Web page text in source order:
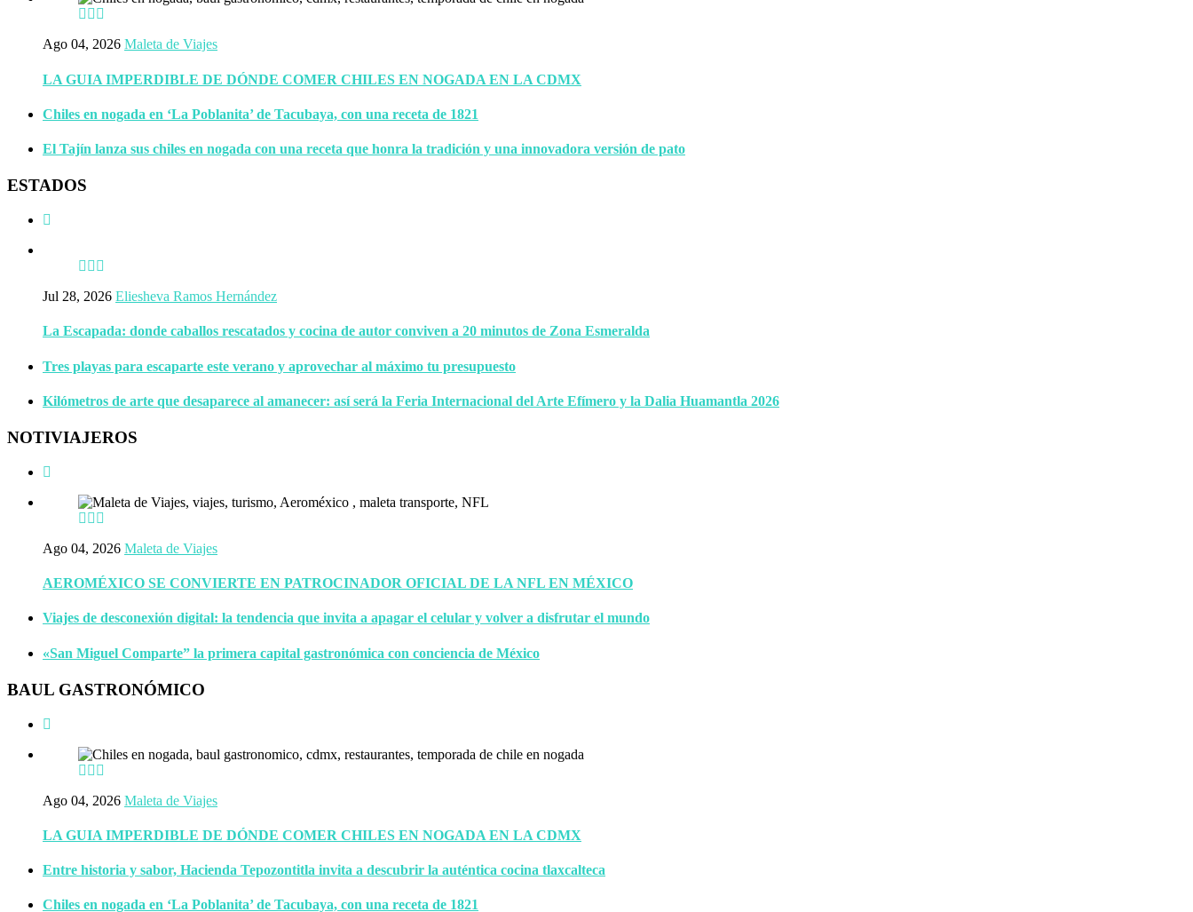
Ago 04, 2026 Maleta de Viajes
LA GUIA IMPERDIBLE DE DÓNDE COMER CHILES EN NOGADA EN LA CDMX
Chiles en nogada en ‘La Poblanita’ de Tacubaya, con una receta de 1821
El Tajín lanza sus chiles en nogada con una receta que honra la tradición y una innovadora versión de pato
ESTADOS
Jul 28, 2026 Eliesheva Ramos Hernández
La Escapada: donde caballos rescatados y cocina de autor conviven a 20 minutos de Zona Esmeralda
Tres playas para escaparte este verano y aprovechar al máximo tu presupuesto
Kilómetros de arte que desaparece al amanecer: así será la Feria Internacional del Arte Efímero y la Dalia Huamantla 2026
NOTIVIAJEROS
Ago 04, 2026 Maleta de Viajes
AEROMÉXICO SE CONVIERTE EN PATROCINADOR OFICIAL DE LA NFL EN MÉXICO
Viajes de desconexión digital: la tendencia que invita a apagar el celular y volver a disfrutar el mundo
«San Miguel Comparte” la primera capital gastronómica con conciencia de México
BAUL GASTRONÓMICO
Ago 04, 2026 Maleta de Viajes
LA GUIA IMPERDIBLE DE DÓNDE COMER CHILES EN NOGADA EN LA CDMX
Entre historia y sabor, Hacienda Tepozontitla invita a descubrir la auténtica cocina tlaxcalteca
Chiles en nogada en ‘La Poblanita’ de Tacubaya, con una receta de 1821